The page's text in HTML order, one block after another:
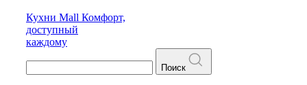
Кухни Mall Комфорт,
доступный
каждому
Поиск